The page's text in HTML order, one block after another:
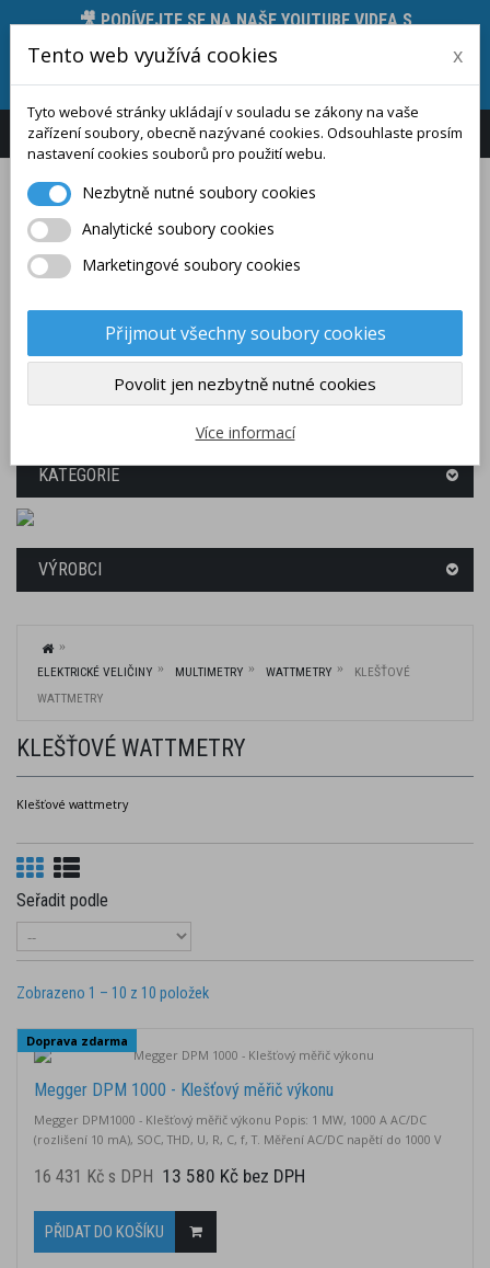
🎥 PODÍVEJTE SE NA NAŠE YOUTUBE VIDEA S
PŘEDSTAVENÍM MĚŘICÍCH PŘÍSTROJŮ, JEJICH
FUNKCÍ A TECHNICKÝCH PARAMETRŮ 🛠️, STAČÍ
KLIKNOUT ZDE.
Přihlášení Zákaznický účet
(PRÁZDNÝ)
KATEGORIE
VÝROBCI
ELEKTRICKÉ VELIČINY MULTIMETRY WATTMETRY
KLEŠŤOVÉ
WATTMETRY
KLEŠŤOVÉ WATTMETRY
Klešťové wattmetry
Seřadit podle
Zobrazeno 1 – 10 z 10 položek
Doprava zdarma
Megger DPM 1000 - Klešťový měřič výkonu
Megger DPM1000 - Klešťový měřič výkonu Popis: 1 MW, 1000 A AC/DC
(rozlišení 10 mA), SOC, THD, U, R, C, f, T. Měření AC/DC napětí do 1000 V
RMS) Měření odporu do 100 kΩ Připojení přes Bluetooth s aplikací
16 431 Kč s DPH 13 580 Kč bez DPH
PŘIDAT DO KOŠÍKU
Tento web využívá cookies x
Tyto webové stránky ukládají v souladu se zákony na vaše
zařízení soubory, obecně nazývané cookies. Odsouhlaste prosím
nastavení cookies souborů pro použití webu.
Nezbytně nutné soubory cookies
Analytické soubory cookies
Marketingové soubory cookies
Přijmout všechny soubory cookies
Povolit jen nezbytně nutné cookies
Více informací